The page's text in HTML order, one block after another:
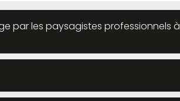
par les paysagistes professionnels à